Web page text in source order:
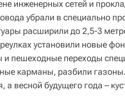
инженерных сетей и
убрали в специально
расширили до 2,5-3
установили новые
и пешеходные переходы
карманы, разбили
а весной будущего года –